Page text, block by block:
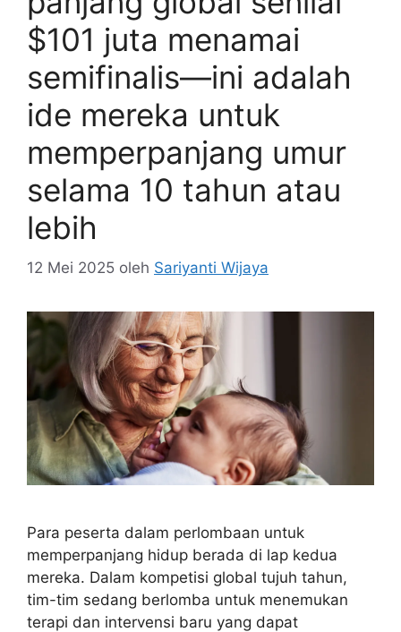
$101 juta menamai
semifinalis—ini adalah
ide mereka untuk
memperpanjang umur
selama 10 tahun atau
lebih
12 Mei 2025 oleh Sariyanti Wijaya
Para peserta dalam perlombaan untuk
memperpanjang hidup berada di lap kedua
mereka. Dalam kompetisi global tujuh tahun,
tim-tim sedang berlomba untuk menemukan
terapi dan intervensi baru yang dapat